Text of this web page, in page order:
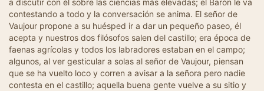
a discutir con él sobre las ciencias más elevadas; el Barón le va
contestando a todo y la conversación se anima. El señor de
Vaujour propone a su huésped ir a dar un pequeño paseo, él
acepta y nuestros dos filósofos salen del castillo; era época de
faenas agrícolas y todos los labradores estaban en el campo;
algunos, al ver gesticular a solas al señor de Vaujour, piensan
que se ha vuelto loco y corren a avisar a la señora pero nadie
contesta en el castillo; aquella buena gente vuelve a su sitio y